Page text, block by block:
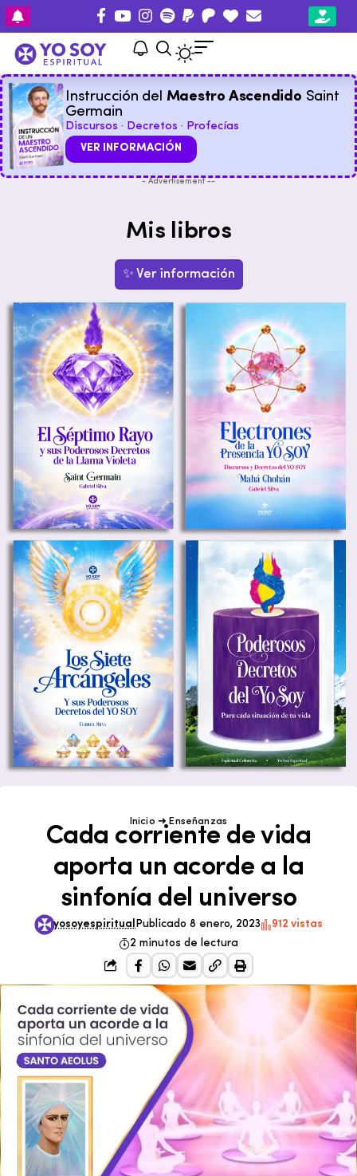
Instrucción del Maestro Ascendido Saint
Germain
Discursos · Decretos · Profecías
VER INFORMACIÓN
- Advertisement --
Mis libros
✨ Ver información
Inicio ➜ Enseñanzas
Cada corriente de vida
aporta un acorde a la
sinfonía del universo
yosoyespiritual Publicado 8 enero, 2023
912 vistas
2 minutos de lectura